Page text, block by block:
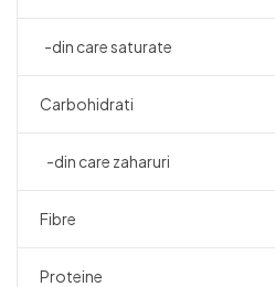
-din care saturate
Carbohidrati
-din care zaharuri
Fibre
Proteine